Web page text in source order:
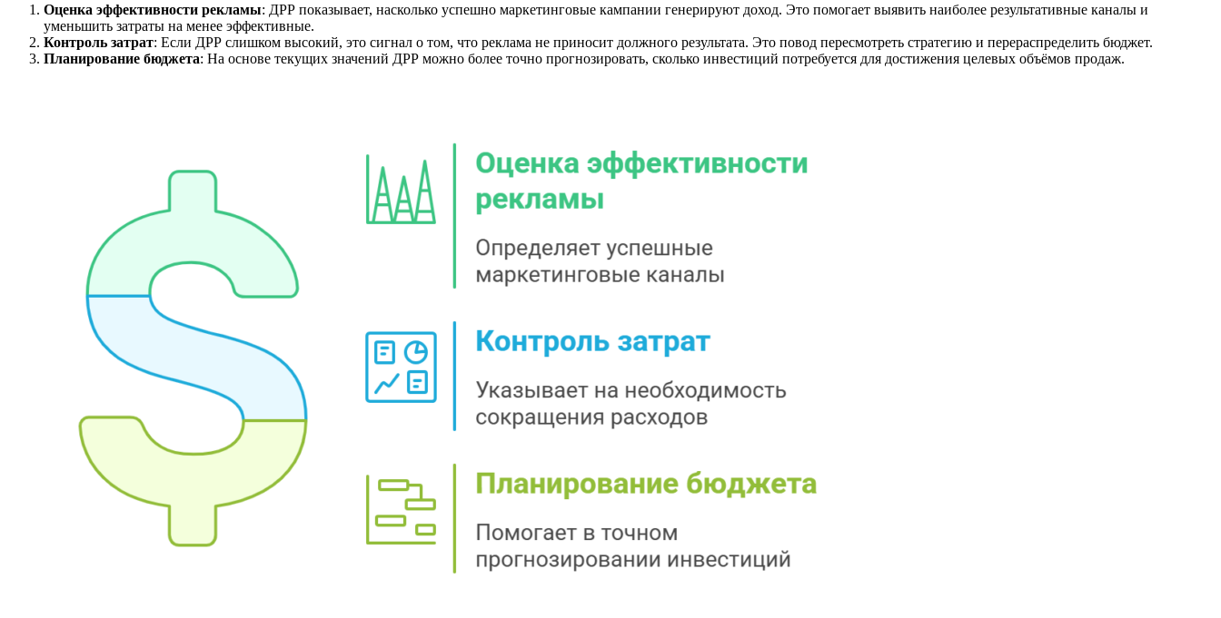
Оценка эффективности рекламы: ДРР показывает, насколько успешно маркетинговые кампании генерируют доход. Это помогает выявить наиболее результативные каналы и
уменьшить затраты на менее эффективные.
Контроль затрат: Если ДРР слишком высокий, это сигнал о том, что реклама не приносит должного результата. Это повод пересмотреть стратегию и перераспределить бюджет.
Планирование бюджета: На основе текущих значений ДРР можно более точно прогнозировать, сколько инвестиций потребуется для достижения целевых объёмов продаж.